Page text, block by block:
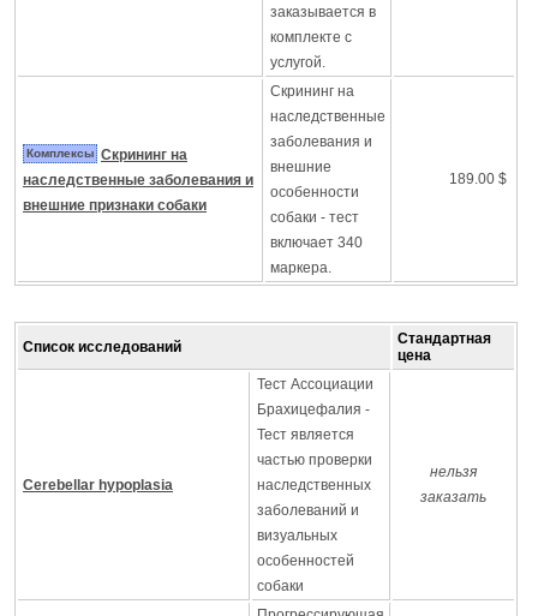
заказывается в
комплекте с
услугой.
Комплексы Скрининг на
наследственные заболевания и
внешние признаки собаки
Скрининг на
наследственные
заболевания и
внешние
особенности
собаки - тест
включает 340
маркера.
189.00 $
Список исследований
Стандартная
цена
Cerebellar hypoplasia
Тест Ассоциации
Брахицефалия -
Тест является
частью проверки
наследственных
заболеваний и
визуальных
особенностей
собаки
нельзя
заказать